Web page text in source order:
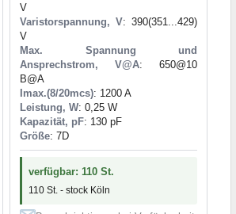
V
Varistorspannung, V: 390(351...429)
V
Max. Spannung und
Ansprechstrom, V@A: 650@10
B@A
Imax.(8/20mcs): 1200 A
Leistung, W: 0,25 W
Kapazität, pF: 130 pF
Größe: 7D
verfügbar: 110 St.
110 St. - stock Köln